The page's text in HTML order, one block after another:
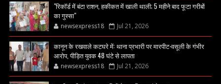
"रिकॉर्ड में बंटा राशन, हकीकत में खाली थाली; 5 महीने बाद फूटा गरीबों
का गुस्सा"
newsexpress18 Jul 21, 2026
कानून के रखवाले कटघरे में: थाना प्रभारी पर मारपीट-वसूली के गंभीर
आरोप, पीड़ित युवक 48 घंटे से लापता
newsexpress18 Jul 21, 2026